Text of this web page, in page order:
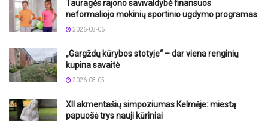
Tauragės rajono savivaldybė finansuos
neformaliojo mokinių sportinio ugdymo programas
2026-08-06
„Gargždų kūrybos stotyje“ – dar viena renginių
kupina savaitė
2026-08-05
XII akmentašių simpoziumas Kelmėje: miestą
papuošė trys nauji kūriniai